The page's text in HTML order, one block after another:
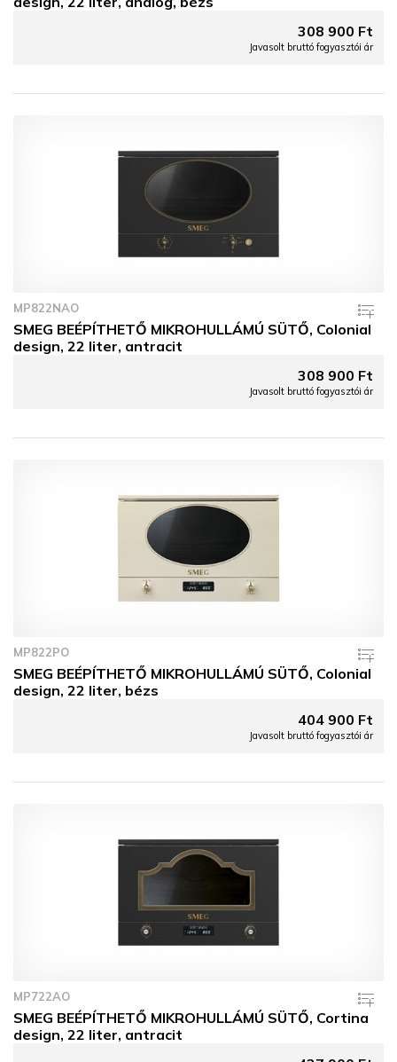
308 900 Ft
Javasolt bruttó fogyasztói ár
MP822NAO
SMEG BEÉPÍTHETŐ MIKROHULLÁMÚ SÜTŐ, Colonial
design, 22 liter, antracit
308 900 Ft
Javasolt bruttó fogyasztói ár
MP822PO
SMEG BEÉPÍTHETŐ MIKROHULLÁMÚ SÜTŐ, Colonial
design, 22 liter, bézs
404 900 Ft
Javasolt bruttó fogyasztói ár
MP722AO
SMEG BEÉPÍTHETŐ MIKROHULLÁMÚ SÜTŐ, Cortina
design, 22 liter, antracit